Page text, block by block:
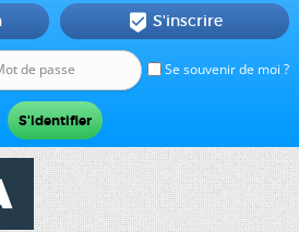
Se souvenir de moi ?
 S'inscrire